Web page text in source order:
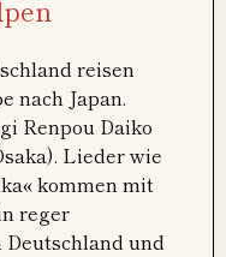
reisen
nach Japan.
Renpou Daiko
Lieder wie
kommen mit
reger
Deutschland und